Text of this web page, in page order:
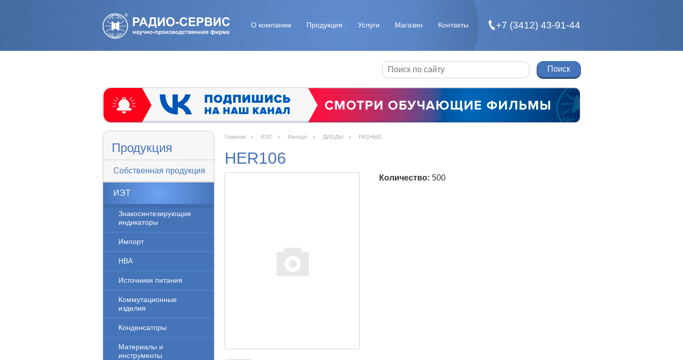
О компании Продукция Услуги Магазин Контакты +7 (3412) 43-91-44
Продукция
Собственная продукция
ИЭТ
Знакосинтезирующие
индикаторы
Импорт
НВА
Источники питания
Коммутационные
изделия
Конденсаторы
Материалы и
инструменты
Главная ИЭТ Импорт ДИОДЫ РАЗНЫЕ
HER106
Количество: 500